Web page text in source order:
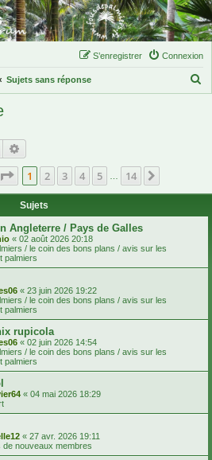
Connexion
S’enregistrer
Sujets sans réponse
c
Rechercher
Page 1sur14
1 2 3 4 5 14
Sujets
Angleterre / Pays de Galles
« 02 août 2026 20:18
/ le coin des bons plans / avis sur les
palmiers
« 23 juin 2026 19:22
/ le coin des bons plans / avis sur les
palmiers
rupicola
« 02 juin 2026 14:54
/ le coin des bons plans / avis sur les
palmiers
« 04 mai 2026 18:29
« 27 avr. 2026 19:11
de nouveaux membres